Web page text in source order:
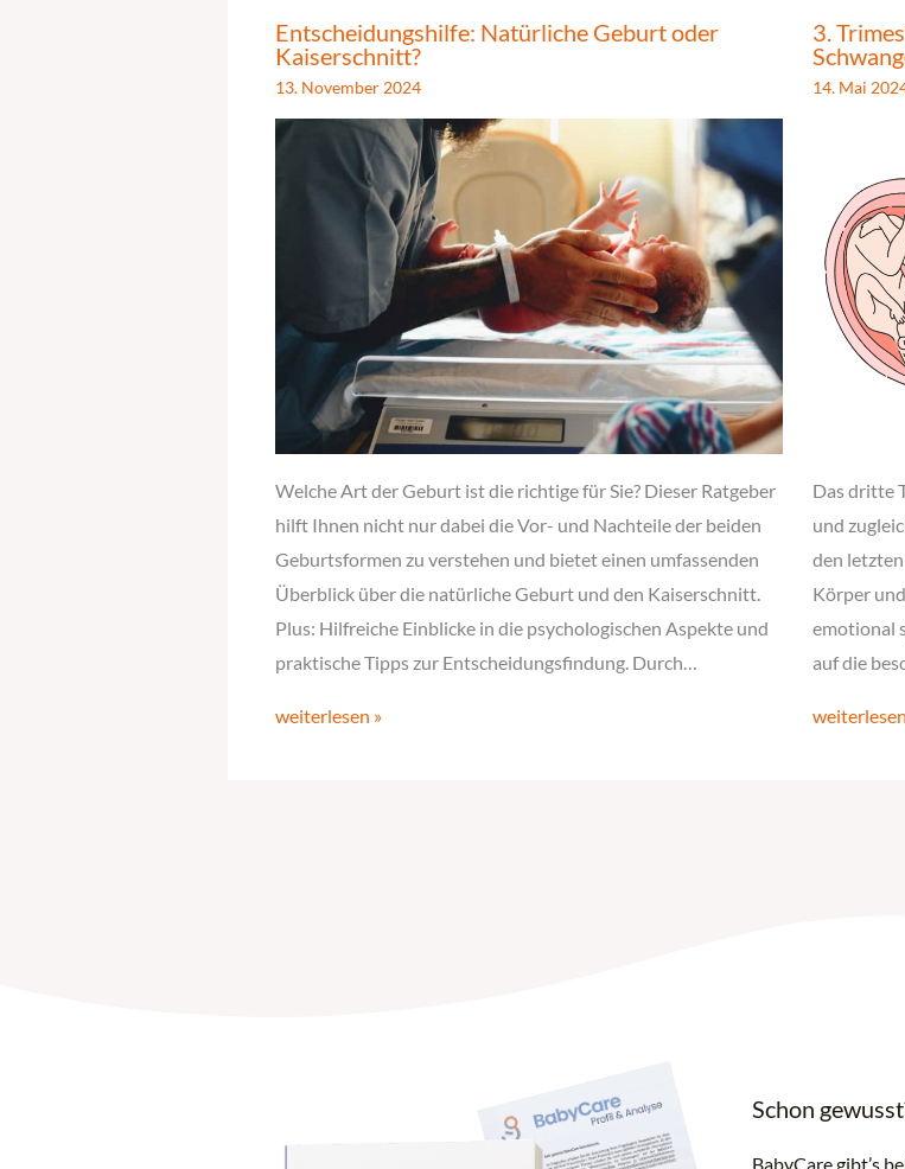
Entscheidungshilfe: Natürliche Geburt oder
Kaiserschnitt?
13. November 2024
Welche Art der Geburt ist die richtige für Sie? Dieser Ratgeber
hilft Ihnen nicht nur dabei die Vor- und Nachteile der beiden
Geburtsformen zu verstehen und bietet einen umfassenden
Überblick über die natürliche Geburt und den Kaiserschnitt.
Plus: Hilfreiche Einblicke in die psychologischen Aspekte und
praktische Tipps zur Entscheidungsfindung. Durch…
weiterlesen »
3.
14. Mai
Das dritte
und
den
Körper
emotional
auf die
Schon
BabyCare gibt’s